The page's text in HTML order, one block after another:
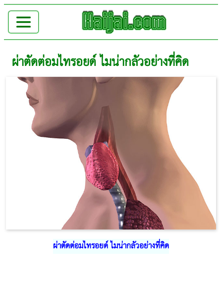
ผ่าตัดต่อมไทรอยด์ ไมน่ากลัวอย่างที่คิด
ผ่าตัดต่อมไทรอยด์ ไมน่ากลัวอย่างที่คิด